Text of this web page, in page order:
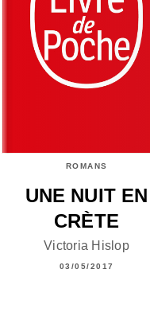
ROMANS
UNE NUIT EN
CRÈTE
Victoria Hislop
03/05/2017